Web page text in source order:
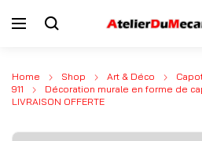
Home Shop Art & Déco
911
Décoration murale en forme de
LIVRAISON OFFERTE